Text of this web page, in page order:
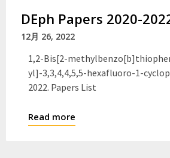
DEph Papers 2020-
12月 26, 2022
1,2-Bis[2-
yl]-3,3,4,4,5,5-hexafluoro-1-
2022. Papers List
Read more